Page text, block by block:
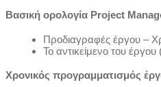
Βασική ορολογία Project
Προδιαγραφές έργου –
Το αντικείμενο του
Χρονικός προγραμματισμός